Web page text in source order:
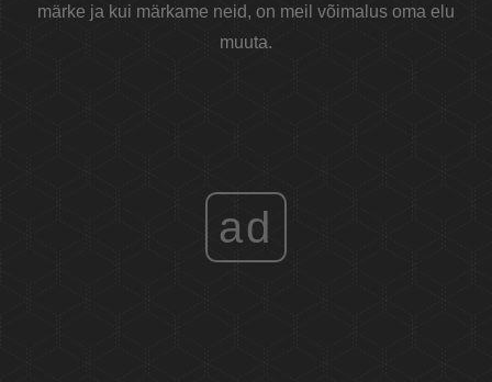
märke ja kui märkame neid, on meil võimalus oma elu
muuta.
ad